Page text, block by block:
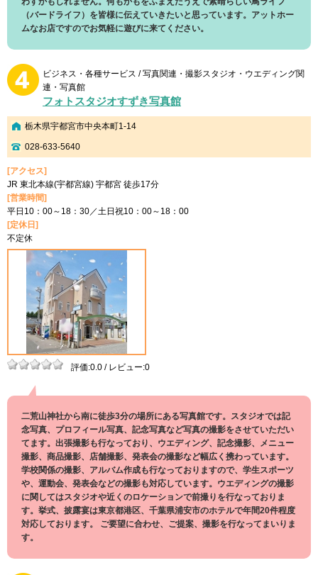
（バードライフ）を皆様に伝えていきたいと思っています。アットホー
ムなお店ですのでお気軽に遊びに来てください。
ビジネス・各種サービス / 写真関連・撮影スタジオ・ウエディング関
連・写真館
フォトスタジオすずき写真館
栃木県宇都宮市中央本町1-14
028-633-5640
[アクセス]
JR 東北本線(宇都宮線) 宇都宮 徒歩17分
[営業時間]
平日10：00～18：30／土日祝10：00～18：00
[定休日]
不定休
評価:0.0 / レビュー:0
二荒山神社から南に徒歩3分の場所にある写真館です。スタジオでは記
念写真、プロフィール写真、記念写真など写真の撮影をさせていただい
てます。出張撮影も行なっており、ウエディング、記念撮影、メニュー
撮影、商品撮影、店舗撮影、発表会の撮影など幅広く携わっています。
学校関係の撮影、アルバム作成も行なっておりますので、学生スポーツ
や、運動会、発表会などの撮影も対応しています。ウエディングの撮影
に関してはスタジオや近くのロケーションで前撮りを行なっておりま
す。挙式、披露宴は東京都港区、千葉県浦安市のホテルで年間20件程度
対応しております。 ご要望に合わせ、ご提案、撮影を行なってまいりま
す。